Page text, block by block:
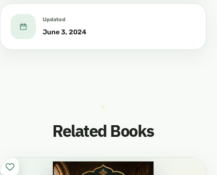
Updated
June 3, 2024
Related Books